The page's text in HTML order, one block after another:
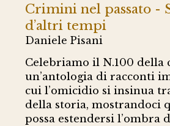
Crimini nel passato -
d’altri tempi
Daniele Pisani
Celebriamo il N.100 della
un’antologia di racconti
cui l’omicidio si insinua
della storia, mostrandoci
possa estendersi l’ombra